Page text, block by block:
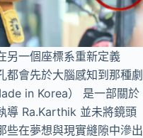
另一個座標系重新定義
都會先於大腦感知到那種劇
in Korea） 是一部關於
導 Ra.Karthik 並未將鏡頭
些在夢想與現實縫隙中滲出